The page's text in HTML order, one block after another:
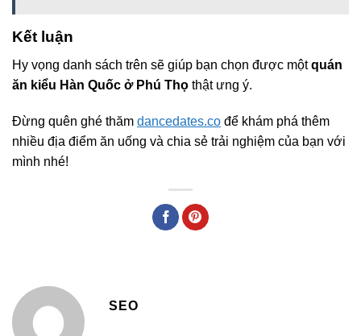
Kết luận
Hy vọng danh sách trên sẽ giúp bạn chọn được mộtquán
ăn kiểu Hàn Quốc ở Phú Thọ thật ưng ý.
Đừng quên ghé thăm dancedates.co để khám phá thêm
nhiều địa điểm ăn uống và chia sẻ trải nghiệm của bạn với
mình nhé!
SEO